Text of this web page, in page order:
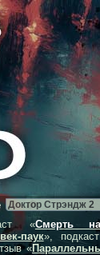
«Смерть
паук», подкаст
«